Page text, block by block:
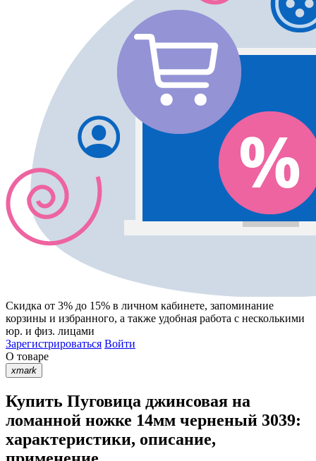
Скидка от 3% до 15% в личном кабинете, запоминание
корзины и избранного, а также удобная работа с несколькими
юр. и физ. лицами
Зарегистрироваться Войти
О товаре
xmark
Купить Пуговица джинсовая на
ломанной ножке 14мм черненый 3039:
характеристики, описание,